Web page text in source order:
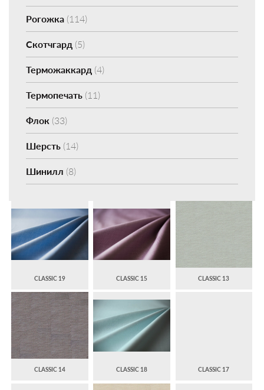
Рогожка (114)
Скотчгард (5)
Терможаккард (4)
Термопечать (11)
Флок (33)
Шерсть (14)
Шинилл (8)
CLASSIC 19 CLASSIC 15 CLASSIC 13
CLASSIC 14 CLASSIC 18 CLASSIC 17